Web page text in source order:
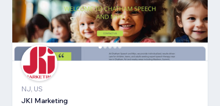
NJ, US
JKI Marketing